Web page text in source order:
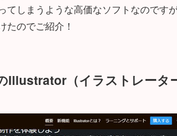
しまうような高価なソフトなのです
たのでご紹介！
（イラストレータ